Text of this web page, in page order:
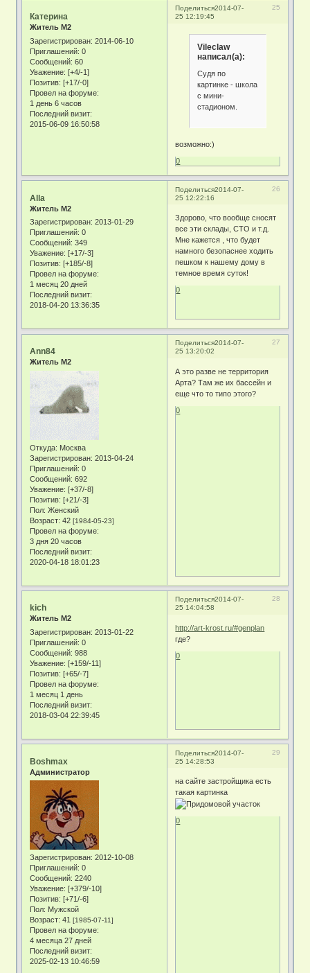
Поделиться 25
2014-07-
25 12:19:45
Катерина
Житель М2
Зарегистрирован: 2014-06-10
Приглашений: 0
Сообщений: 60
Уважение: [+4/-1]
Позитив: [+17/-0]
Провел на форуме:
1 день 6 часов
Последний визит:
2015-06-09 16:50:58
Vileclaw
написал(а):
Судя по
картинке - школа
с мини-
стадионом.
возможно:)
0
Поделиться 26
2014-07-
25 12:22:16
Alla
Житель М2
Зарегистрирован: 2013-01-29
Приглашений: 0
Сообщений: 349
Уважение: [+17/-3]
Позитив: [+185/-8]
Провел на форуме:
1 месяц 20 дней
Последний визит:
2018-04-20 13:36:35
Здорово, что вообще сносят
все эти склады, СТО и т.д.
Мне кажется , что будет
намного безопаснее ходить
пешком к нашему дому в
темное время суток!
0
Поделиться 27
2014-07-
25 13:20:02
Ann84
Житель М2
Откуда: Москва
Зарегистрирован: 2013-04-24
Приглашений: 0
Сообщений: 692
Уважение: [+37/-8]
Позитив: [+21/-3]
Пол: Женский
Возраст: 42[1984-05-23]
Провел на форуме:
3 дня 20 часов
Последний визит:
2020-04-18 18:01:23
А это разве не территория
Арта? Там же их бассейн и
еще что то типо этого?
0
Поделиться 28
2014-07-
25 14:04:58
kich
Житель М2
Зарегистрирован: 2013-01-22
Приглашений: 0
Сообщений: 988
Уважение: [+159/-11]
Позитив: [+65/-7]
Провел на форуме:
1 месяц 1 день
Последний визит:
2018-03-04 22:39:45
http://art-krost.ru/#genplan
где?
0
Поделиться 29
2014-07-
25 14:28:53
Boshmax
Администратор
Зарегистрирован: 2012-10-08
Приглашений: 0
Сообщений: 2240
Уважение: [+379/-10]
Позитив: [+71/-6]
Пол: Мужской
Возраст: 41[1985-07-11]
Провел на форуме:
4 месяца 27 дней
Последний визит:
2025-02-13 10:46:59
на сайте застройщика есть
такая картинка
0